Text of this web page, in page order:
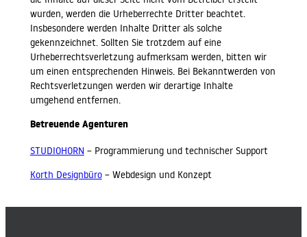
wurden, werden die Urheberrechte Dritter beachtet.
Insbesondere werden Inhalte Dritter als solche
gekennzeichnet. Sollten Sie trotzdem auf eine
Urheberrechtsverletzung aufmerksam werden, bitten wir
um einen entsprechenden Hinweis. Bei Bekanntwerden von
Rechtsverletzungen werden wir derartige Inhalte
umgehend entfernen.
Betreuende Agenturen
STUDIOHORN – Programmierung und technischer Support
Korth Designbüro– Webdesign und Konzept